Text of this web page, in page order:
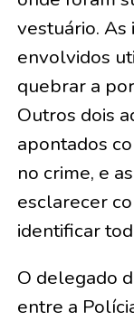
vestuário. As
envolvidos
quebrar a
Outros dois
apontados
no crime, e
esclarecer
identificar
O delegado
entre a